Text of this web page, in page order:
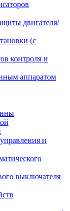
двигателя/
(с
контроля и
аппаратом
и
выключателя